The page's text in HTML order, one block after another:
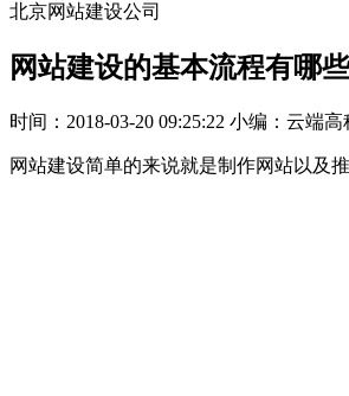
北京网站建设公司
网站建设的基本流程有哪些
时间：2018-03-20 09:25:22 小编：云端高
网站建设简单的来说就是制作网站以及